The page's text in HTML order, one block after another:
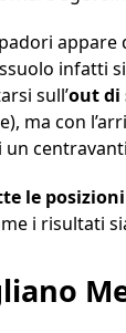
appare
infatti
sull’out di
ma con
un
le
i risultati